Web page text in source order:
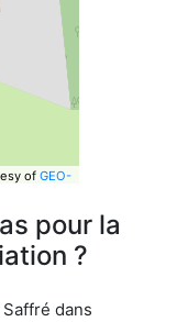
of GEO-
pour la
?
dans